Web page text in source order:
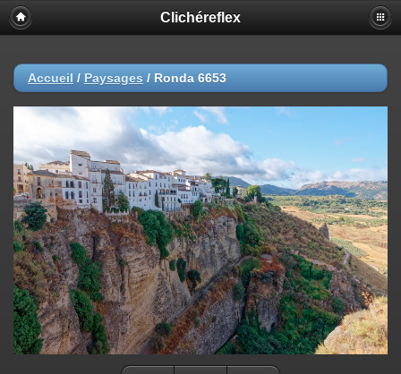
Clichéreflex
Accueil / Paysages / Ronda 6653